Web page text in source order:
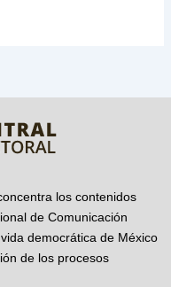
los contenidos
de Comunicación
democrática de México
de los procesos